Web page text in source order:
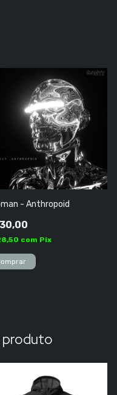
- Anthropoid
com Pix
produto